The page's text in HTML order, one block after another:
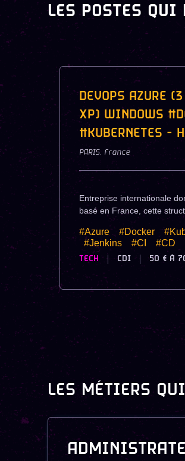
LES POSTES QUI
DEVOPS AZURE
XP) WINDOWS
#KUBERNETES -
PARIS, France
Entreprise internationale
basé en France, cette
#Azure #Docker
#Jenkins
#CI #CD
TECH CDI 50 € À
LES MÉTIERS